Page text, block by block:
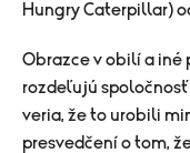
Hungry Caterpillar)
Obrazce v obilí a iné
rozdeľujú
veria, že to urobili
presvedčení o tom,